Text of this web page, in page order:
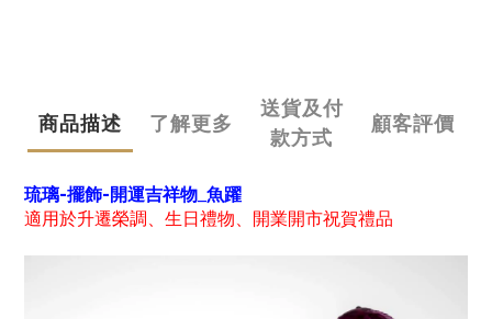
商品描述 了解更多
送貨及付
款方式
顧客評價
琉璃-擺飾-開運吉祥物_魚躍
適用於升遷榮調、生日禮物、開業開市祝賀禮品